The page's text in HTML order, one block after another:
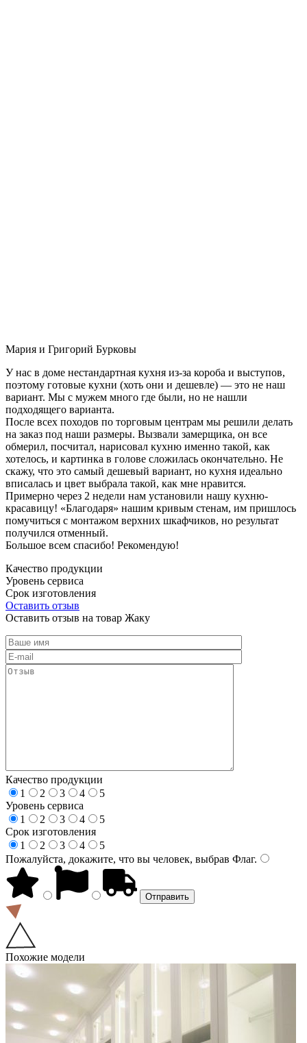
Мария и Григорий Бурковы
У нас в доме нестандартная кухня из-за короба и выступов,
поэтому готовые кухни (хоть они и дешевле) — это не наш
вариант. Мы с мужем много где были, но не нашли
подходящего варианта.
После всех походов по торговым центрам мы решили делать
на заказ под наши размеры. Вызвали замерщика, он все
обмерил, посчитал, нарисовал кухню именно такой, как
хотелось, и картинка в голове сложилась окончательно. Не
скажу, что это самый дешевый вариант, но кухня идеально
вписалась и цвет выбрала такой, как мне нравится.
Примерно через 2 недели нам установили нашу кухню-
красавицу! «Благодаря» нашим кривым стенам, им пришлось
помучиться с монтажом верхних шкафчиков, но результат
получился отменный.
Большое всем спасибо! Рекомендую!
Качество продукции
Уровень сервиса
Срок изготовления
Оставить отзыв
Оставить отзыв на товар Жаку
Качество продукции
1
2 3 4
5
Уровень сервиса
1
2 3 4
5
Срок изготовления
1
2 3 4
5
Пожалуйста, докажите, что вы человек, выбрав Флаг.
Похожие модели